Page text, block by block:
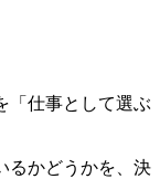
「仕事として選ぶ
るかどうかを、決